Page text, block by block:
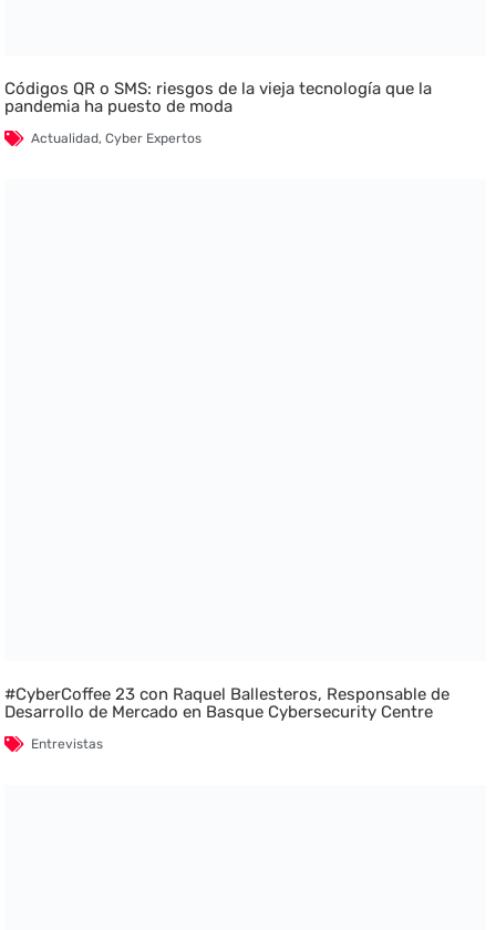
Códigos QR o SMS: riesgos de la vieja tecnología que la
pandemia ha puesto de moda
Actualidad,Cyber Expertos
#CyberCoffee 23 con Raquel Ballesteros, Responsable de
Desarrollo de Mercado en Basque Cybersecurity Centre
Entrevistas